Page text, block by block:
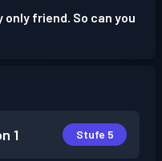
only friend. So can you
1 Stufe 5